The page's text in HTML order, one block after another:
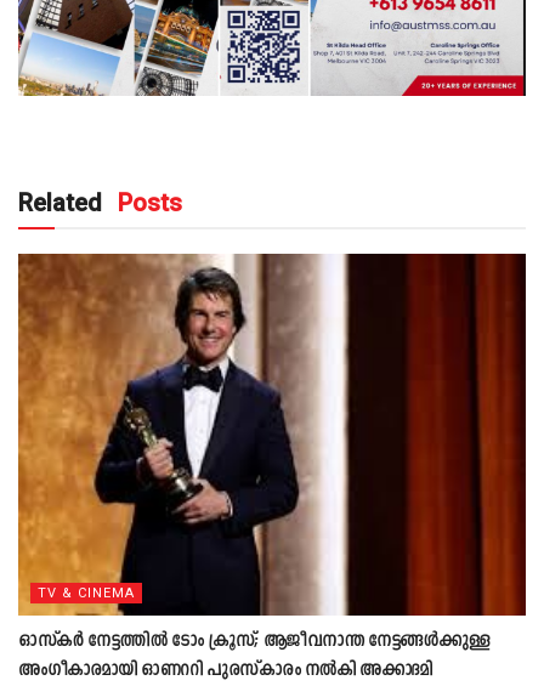
Related Posts
TV & CINEMA
ഓസ്കർ നേട്ടത്തിൽ ടോം ക്രൂസ്; ആജീവനാന്ത നേട്ടങ്ങൾക്കുള്ള
അംഗീകാരമായി ഓണററി പുരസ്കാരം നൽകി അക്കാദമി